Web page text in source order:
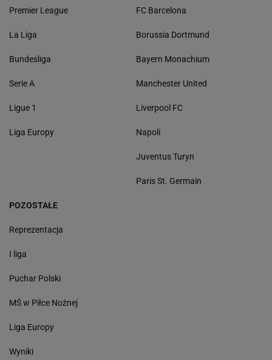
Premier League
La Liga
Bundesliga
Serie A
Ligue 1
Liga Europy
FC Barcelona
Borussia Dortmund
Bayern Monachium
Manchester United
Liverpool FC
Napoli
Juventus Turyn
Paris St. Germain
POZOSTAŁE
Reprezentacja
I liga
Puchar Polski
MŚ w Piłce Nożnej
Liga Europy
Wyniki